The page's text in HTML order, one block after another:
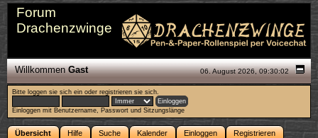
Forum
Drachenzwinge
06. August 2026, 09:30:02
WillkommenGast
Bitte loggen sie sich ein oderregistrieren sie sich.
Einloggen mit Benutzername, Passwort und Sitzungslänge
Übersicht Hilfe Suche Kalender Einloggen Registrieren